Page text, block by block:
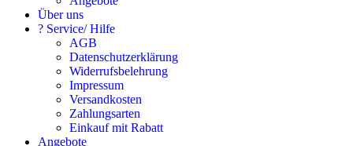
Über uns
? Service/ Hilfe
AGB
Datenschutzerklärung
Widerrufsbelehrung
Impressum
Versandkosten
Zahlungsarten
Einkauf mit Rabatt
Angebote